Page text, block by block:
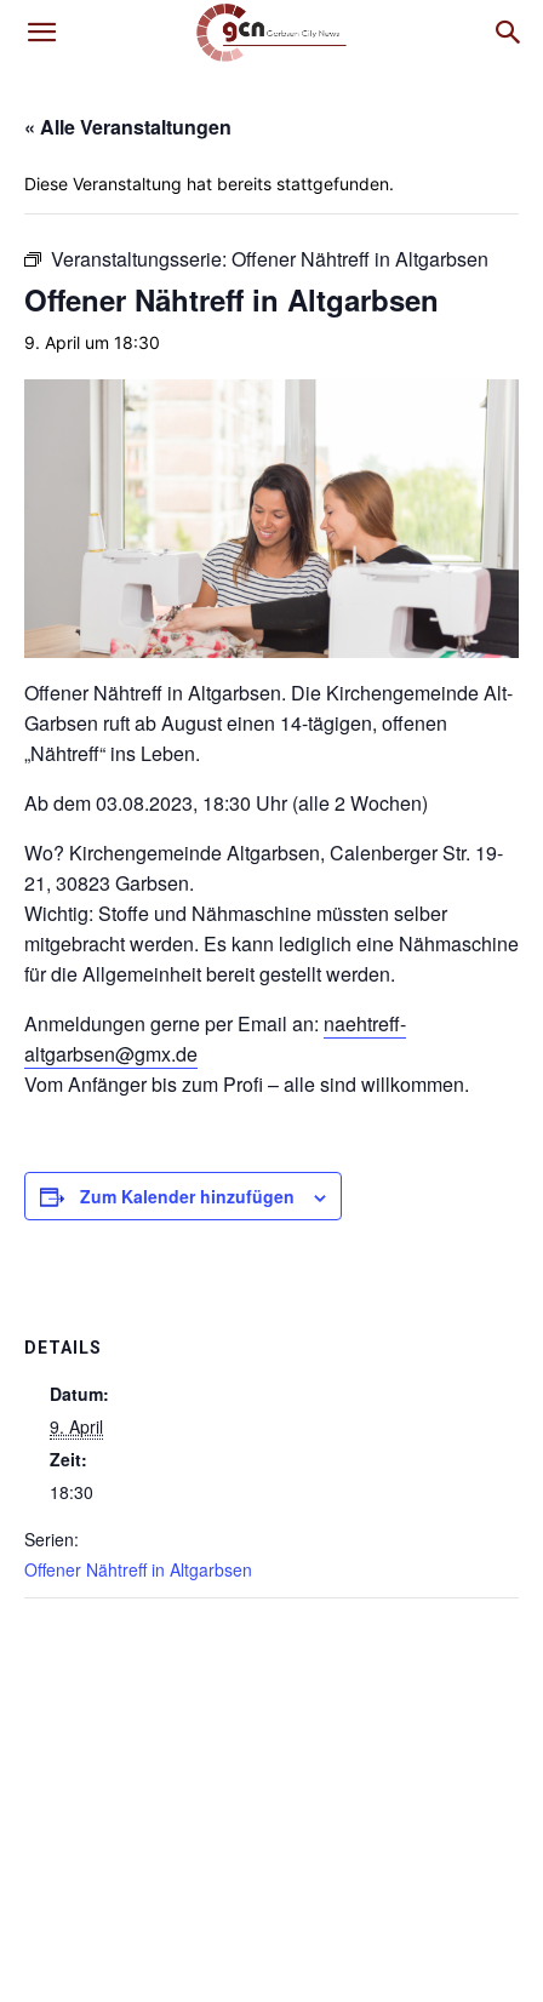
« Alle Veranstaltungen
Diese Veranstaltung hat bereits stattgefunden.
Veranstaltungsserie: Offener Nähtreff in Altgarbsen
Offener Nähtreff in Altgarbsen
9. April um 18:30
Offener Nähtreff in Altgarbsen. Die Kirchengemeinde Alt-
Garbsen ruft ab August einen 14-tägigen, offenen
„Nähtreff“ ins Leben.
Ab dem 03.08.2023, 18:30 Uhr (alle 2 Wochen)
Wo? Kirchengemeinde Altgarbsen, Calenberger Str. 19-
21, 30823 Garbsen.
Wichtig: Stoffe und Nähmaschine müssten selber
mitgebracht werden. Es kann lediglich eine Nähmaschine
für die Allgemeinheit bereit gestellt werden.
Anmeldungen gerne per Email an: naehtreff-
altgarbsen@gmx.de
Vom Anfänger bis zum Profi – alle sind willkommen.
Zum Kalender hinzufügen
DETAILS
Datum:
9. April
Zeit:
18:30
Serien:
Offener Nähtreff in Altgarbsen